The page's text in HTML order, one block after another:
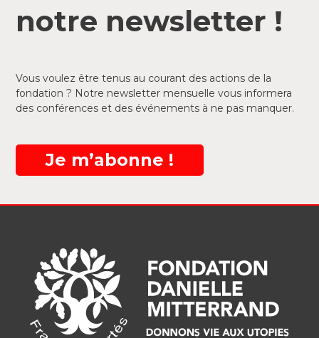
notre newsletter !
Vous voulez être tenus au courant des actions de la
fondation ? Notre newsletter mensuelle vous informera
des conférences et des événements à ne pas manquer.
Je m’abonne !